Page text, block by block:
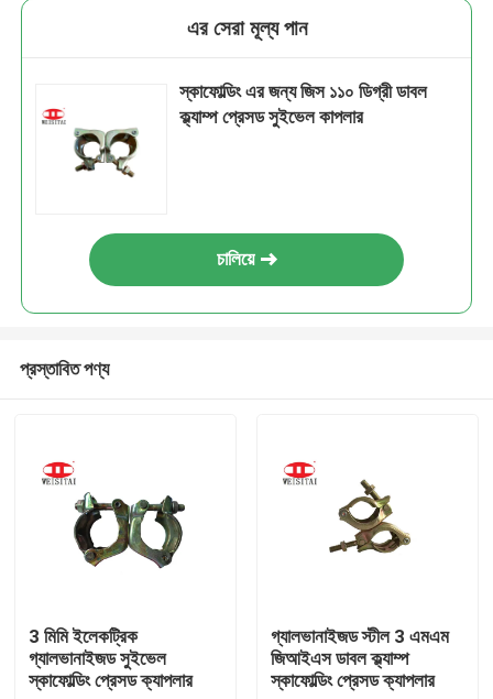
এর সেরা মূল্য পান
স্কাফোল্ডিং এর জন্য জিস ১১০ ডিগ্রী ডাবল
ক্ল্যাম্প প্রেসড সুইভেল কাপলার
চালিয়ে
প্রস্তাবিত পণ্য
3 মিমি ইলেকট্রিক
গ্যালভানাইজড সুইভেল
স্কাফোল্ডিং প্রেসড ক্যাপলার
গ্যালভানাইজড স্টীল 3 এমএম
জিআইএস ডাবল ক্ল্যাম্প
স্কাফোল্ডিং প্রেসড ক্যাপলার